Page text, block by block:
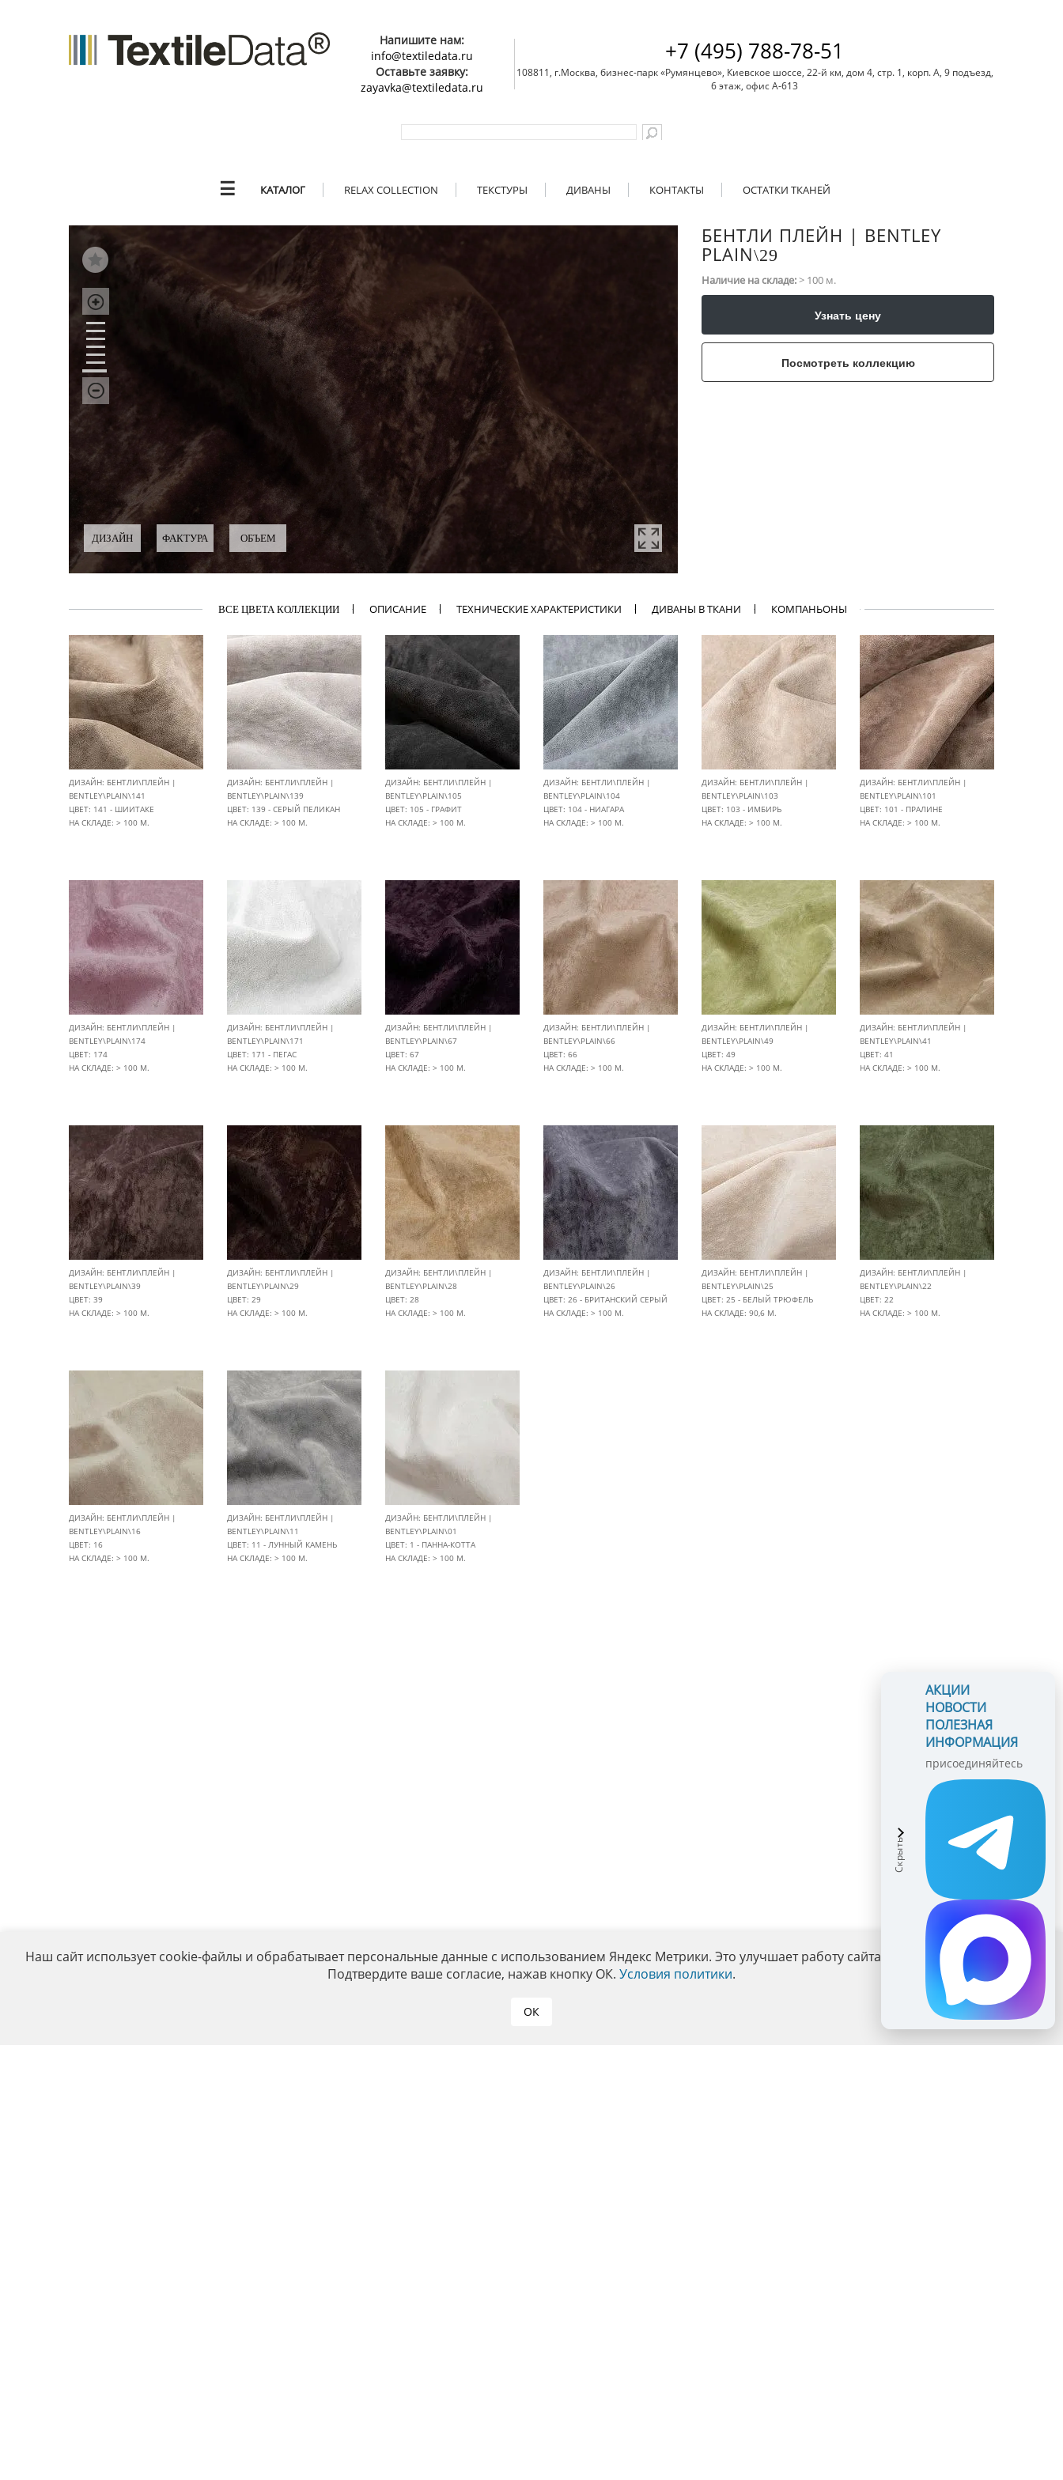
Напишите нам:
info@textiledata.ru
Оставьте заявку:
zayavka@textiledata.ru
+7 (495) 788-78-51
108811, г.Москва, бизнес-парк «Румянцево», Киевское шоссе, 22-й км, дом 4, стр. 1, корп. А, 9 подъезд,
6 этаж, офис А-613
☰ КАТАЛОГ RELAX COLLECTION ТЕКСТУРЫ ДИВАНЫ КОНТАКТЫ ОСТАТКИ ТКАНЕЙ
ДИЗАЙН ФАКТУРА ОБЪЕМ
БЕНТЛИ ПЛЕЙН | BENTLEY
PLAIN\​29
Наличие на складе:> 100 м.
Узнать цену
Посмотреть коллекцию
ВСЕ ЦВЕТА КОЛЛЕКЦИИ ОПИСАНИЕ ТЕХНИЧЕСКИЕ ХАРАКТЕРИСТИКИ ДИВАНЫ В ТКАНИ КОМПАНЬОНЫ
ДИЗАЙН: БЕНТЛИ\ПЛЕЙН |
BENTLEY\PLAIN\141
ЦВЕТ: 141 - ШИИТАКЕ
НА СКЛАДЕ: > 100 М.
ДИЗАЙН: БЕНТЛИ\ПЛЕЙН |
BENTLEY\PLAIN\139
ЦВЕТ: 139 - СЕРЫЙ ПЕЛИКАН
НА СКЛАДЕ: > 100 М.
ДИЗАЙН: БЕНТЛИ\ПЛЕЙН |
BENTLEY\PLAIN\105
ЦВЕТ: 105 - ГРАФИТ
НА СКЛАДЕ: > 100 М.
ДИЗАЙН: БЕНТЛИ\ПЛЕЙН |
BENTLEY\PLAIN\104
ЦВЕТ: 104 - НИАГАРА
НА СКЛАДЕ: > 100 М.
ДИЗАЙН: БЕНТЛИ\ПЛЕЙН |
BENTLEY\PLAIN\103
ЦВЕТ: 103 - ИМБИРЬ
НА СКЛАДЕ: > 100 М.
ДИЗАЙН: БЕНТЛИ\ПЛЕЙН |
BENTLEY\PLAIN\101
ЦВЕТ: 101 - ПРАЛИНЕ
НА СКЛАДЕ: > 100 М.
ДИЗАЙН: БЕНТЛИ\ПЛЕЙН |
BENTLEY\PLAIN\174
ЦВЕТ: 174
НА СКЛАДЕ: > 100 М.
ДИЗАЙН: БЕНТЛИ\ПЛЕЙН |
BENTLEY\PLAIN\171
ЦВЕТ: 171 - ПЕГАС
НА СКЛАДЕ: > 100 М.
ДИЗАЙН: БЕНТЛИ\ПЛЕЙН |
BENTLEY\PLAIN\67
ЦВЕТ: 67
НА СКЛАДЕ: > 100 М.
ДИЗАЙН: БЕНТЛИ\ПЛЕЙН |
BENTLEY\PLAIN\66
ЦВЕТ: 66
НА СКЛАДЕ: > 100 М.
ДИЗАЙН: БЕНТЛИ\ПЛЕЙН |
BENTLEY\PLAIN\49
ЦВЕТ: 49
НА СКЛАДЕ: > 100 М.
ДИЗАЙН: БЕНТЛИ\ПЛЕЙН |
BENTLEY\PLAIN\41
ЦВЕТ: 41
НА СКЛАДЕ: > 100 М.
ДИЗАЙН: БЕНТЛИ\ПЛЕЙН |
BENTLEY\PLAIN\39
ЦВЕТ: 39
НА СКЛАДЕ: > 100 М.
ДИЗАЙН: БЕНТЛИ\ПЛЕЙН |
BENTLEY\PLAIN\29
ЦВЕТ: 29
НА СКЛАДЕ: > 100 М.
ДИЗАЙН: БЕНТЛИ\ПЛЕЙН |
BENTLEY\PLAIN\28
ЦВЕТ: 28
НА СКЛАДЕ: > 100 М.
ДИЗАЙН: БЕНТЛИ\ПЛЕЙН |
BENTLEY\PLAIN\26
ЦВЕТ: 26 - БРИТАНСКИЙ СЕРЫЙ
НА СКЛАДЕ: > 100 М.
ДИЗАЙН: БЕНТЛИ\ПЛЕЙН |
BENTLEY\PLAIN\25
ЦВЕТ: 25 - БЕЛЫЙ ТРЮФЕЛЬ
НА СКЛАДЕ: 90,6 М.
ДИЗАЙН: БЕНТЛИ\ПЛЕЙН |
BENTLEY\PLAIN\22
ЦВЕТ: 22
НА СКЛАДЕ: > 100 М.
ДИЗАЙН: БЕНТЛИ\ПЛЕЙН |
BENTLEY\PLAIN\16
ЦВЕТ: 16
НА СКЛАДЕ: > 100 М.
ДИЗАЙН: БЕНТЛИ\ПЛЕЙН |
BENTLEY\PLAIN\11
ЦВЕТ: 11 - ЛУННЫЙ КАМЕНЬ
НА СКЛАДЕ: > 100 М.
ДИЗАЙН: БЕНТЛИ\ПЛЕЙН |
BENTLEY\PLAIN\01
ЦВЕТ: 1 - ПАННА-КОТТА
НА СКЛАДЕ: > 100 М.
Наш сайт использует cookie-файлы и обрабатывает персональные данные с использованием Яндекс Метрики. Это улучшает работу сайта и взаимодействие с ним.
Подтвердите ваше согласие, нажав кнопку ОК. Условия политики.
ОК
АКЦИИ
НОВОСТИ
ПОЛЕЗНАЯ
ИНФОРМАЦИЯ
присоединяйтесь